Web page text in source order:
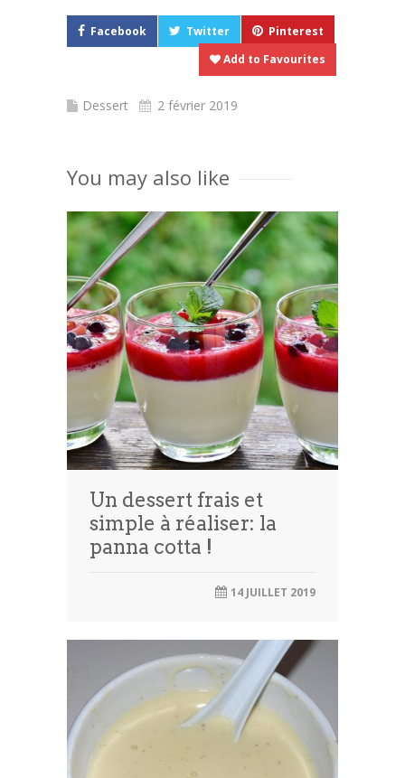
Facebook Twitter
Pinterest
Add to Favourites
Dessert 2 février 2019
You may also like
Un dessert frais et
simple à réaliser: la
panna cotta !
14 JUILLET 2019